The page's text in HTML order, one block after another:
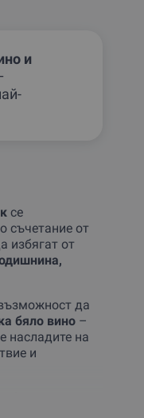
и
се
съчетание от
избягат от
да
бяло вино–
насладите на
и
за